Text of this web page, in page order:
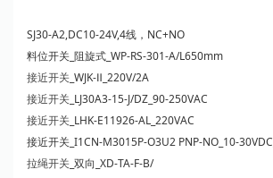
SJ30-A2,DC10-24V,4线，NC+NO
料位开关_阻旋式_WP-RS-301-A/L650mm
接近开关 _WJK-Ⅱ_220V/2A
接近开关 _LJ30A3-15-J/DZ_90-250VAC
接近开关 _LHK-E11926-AL_220VAC
接近开关_I1CN-M3015P-O3U2 PNP-NO_10-30VDC_
拉绳开关 _双向_XD-TA-F-B/